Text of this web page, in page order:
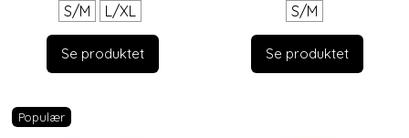
S/M
L/XL
Se produktet
S/M
Se produktet
Populær